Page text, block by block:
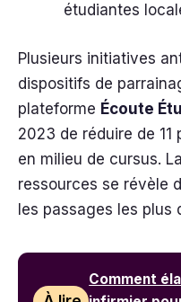
étudiantes
Plusieurs initiatives
dispositifs de
plateforme Écoute
2023 de réduire de 11
en milieu de cursus.
ressources se révèle
les passages les plus
Comment